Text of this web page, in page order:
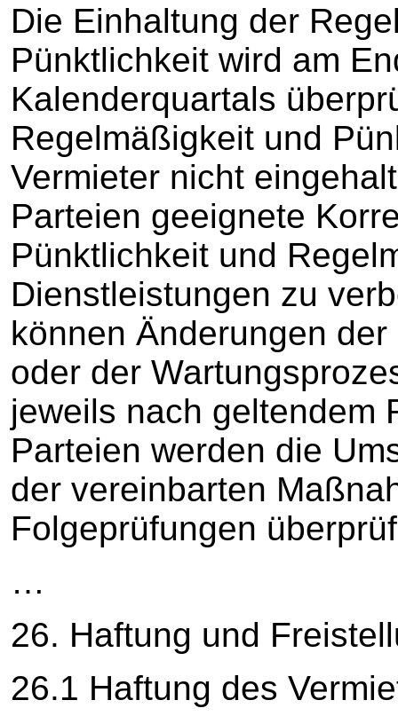
Die Einhaltung der
Pünktlichkeit wird am
Kalenderquartals
Regelmäßigkeit und
Vermieter nicht
Parteien geeignete
Pünktlichkeit und
Dienstleistungen zu
können Änderungen
oder der
jeweils nach geltendem
Parteien werden die
der vereinbarten
Folgeprüfungen
…
26. Haftung und
26.1 Haftung des